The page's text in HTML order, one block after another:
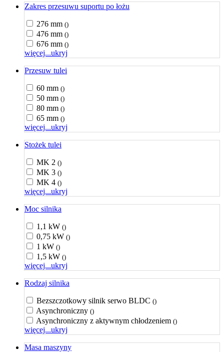
Zakres przesuwu suportu po łożu
276 mm ()
476 mm ()
676 mm ()
więcej...ukryj
Przesuw tulei
60 mm ()
50 mm ()
80 mm ()
65 mm ()
więcej...ukryj
Stożek tulei
MK 2 ()
MK 3 ()
MK 4 ()
więcej...ukryj
Moc silnika
1,1 kW ()
0,75 kW ()
1 kW ()
1,5 kW ()
więcej...ukryj
Rodzaj silnika
Bezszczotkowy silnik serwo BLDC ()
Asynchroniczny ()
Asynchroniczny z aktywnym chłodzeniem ()
więcej...ukryj
Masa maszyny